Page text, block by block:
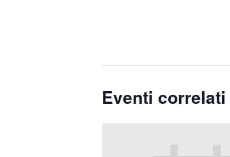
Eventi correlati